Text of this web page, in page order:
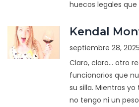
huecos legales
Kendal
septiembre 28,
Claro, claro... otro
funcionarios que
su silla. Mientras
no tengo ni un